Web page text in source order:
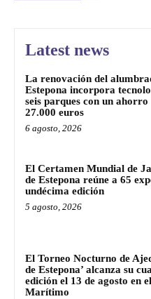
Latest news
La renovación del
Estepona incorpora
seis parques con un ahorro
27.000 euros
6 agosto, 2026
El Certamen Mundial de
de Estepona reúne a 65
undécima edición
5 agosto, 2026
El Torneo Nocturno de
de Estepona’ alcanza su
edición el 13 de agosto en
Marítimo